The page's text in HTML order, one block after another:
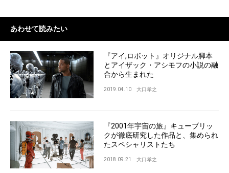
あわせて読みたい
『アイ,ロボット』オリジナル脚本
とアイザック・アシモフの小説の融
合から生まれた
2019.04.10 大口孝之
『2001年宇宙の旅』キューブリッ
クが徹底研究した作品と、集められ
たスペシャリストたち
2018.09.21 大口孝之